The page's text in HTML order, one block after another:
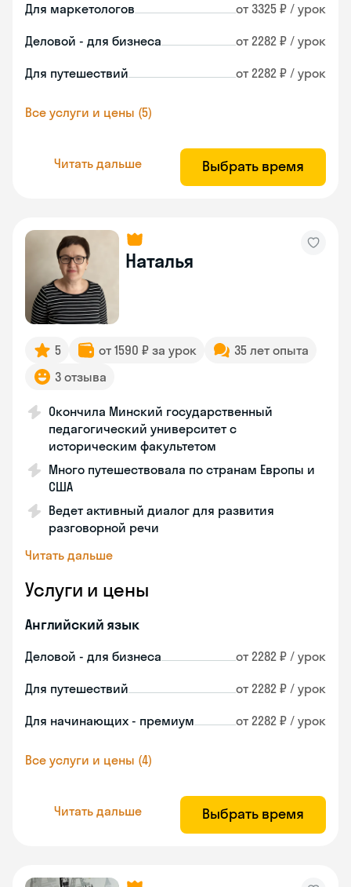
Для маркетологов от 3325 ₽ / урок
Деловой - для бизнеса от 2282 ₽ / урок
Для путешествий от 2282 ₽ / урок
Все услуги и цены (5)
Читать дальше Выбрать время
Наталья
5 от 1590 ₽ за урок
35 лет опыта
3 отзыва
Окончила Минский государственный
педагогический университет с
историческим факультетом
Много путешествовала по странам Европы и
США
Ведет активный диалог для развития
разговорной речи
Читать дальше
Услуги и цены
Английский язык
Деловой - для бизнеса от 2282 ₽ / урок
Для путешествий от 2282 ₽ / урок
Для начинающих - премиум от 2282 ₽ / урок
Все услуги и цены (4)
Читать дальше Выбрать время